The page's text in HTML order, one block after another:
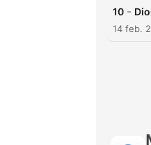
10 -
14 feb.